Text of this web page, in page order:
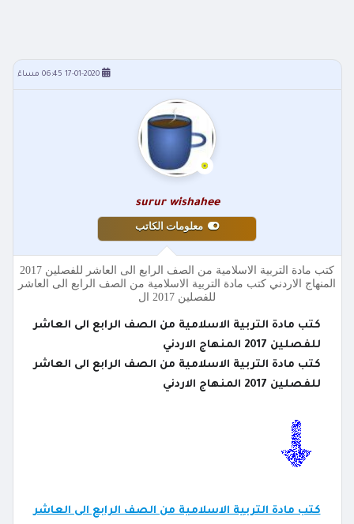
17-01-2020 06:45 مساءً
surur wishahee
معلومات الكاتب
كتب مادة التربية الاسلامية من الصف الرابع الى العاشر للفصلين 2017
المنهاج الاردني كتب مادة التربية الاسلامية من الصف الرابع الى العاشر
للفصلين 2017 ال
كتب مادة التربية الاسلامية من الصف الرابع الى العاشر
للفصلين 2017 المنهاج الاردني
كتب مادة التربية الاسلامية من الصف الرابع الى العاشر
للفصلين 2017 المنهاج الاردني
كتب مادة التربية الاسلامية من الصف الرابع الى العاشر